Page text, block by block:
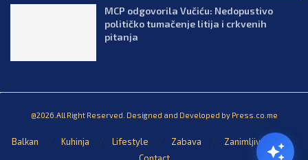
MCP odgovorila Vučiću: Nedopustivo
političko tumačenje litija i crkvenih
pitanja
@2026.All Right Reserved. Designed and Developed by Press.co.me
Balkan Kuhinja Lifestyle Zabava
Zanimljivosti